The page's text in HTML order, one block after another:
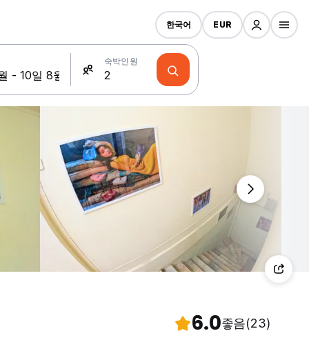
숙박인원
한국어 EUR
6.0좋음(23)